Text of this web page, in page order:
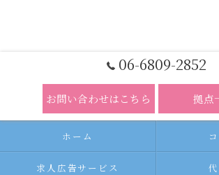
06-6809-2852
お問い合わせはこちら 拠点
ホーム
求人広告サービス